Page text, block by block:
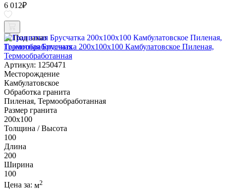
6 012₽
Под заказ
Гранитная Брусчатка 200х100x100 Камбулатовское Пиленая,
Термообработанная
Артикул: 1250471
Месторождение
Камбулатовское
Обработка гранита
Пиленая, Термообработанная
Размер гранита
200х100
Толщина / Высота
100
Длина
200
Ширина
100
Цена за: м2